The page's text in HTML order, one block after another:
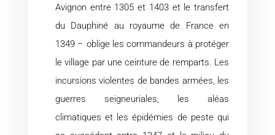
Avignon entre 1305 et 1403 et le transfert
du Dauphiné au royaume de France en
1349 – oblige les commandeurs à protéger
le village par une ceinture de remparts. Les
incursions violentes de bandes armées, les
guerres seigneuriales, les aléas
climatiques et les épidémies de peste qui